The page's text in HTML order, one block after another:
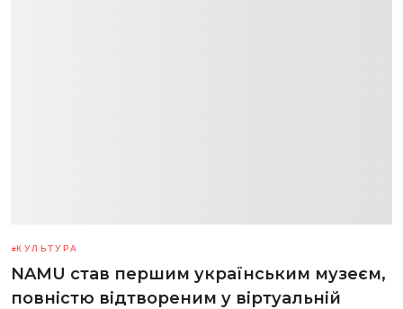
КУЛЬТУРА
NAMU став першим українським музеєм,
повністю відтвореним у віртуальній